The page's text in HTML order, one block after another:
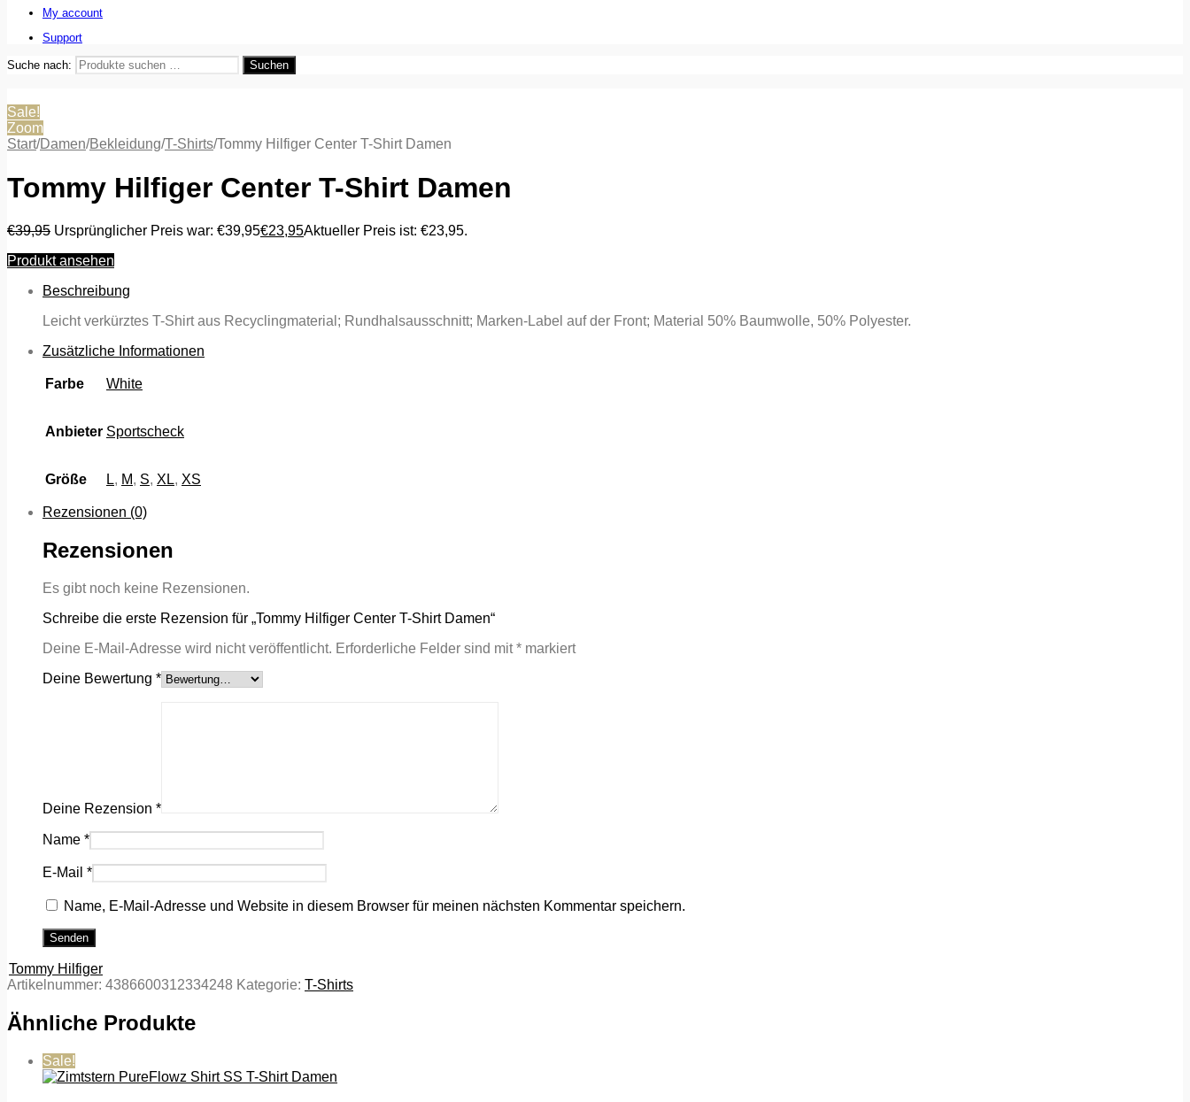
My account
Support
Suche nach: Suchen
Sale!
Zoom
Start/Damen/Bekleidung/T-Shirts/Tommy Hilfiger Center T-Shirt Damen
Tommy Hilfiger Center T-Shirt Damen
€39,95 Ursprünglicher Preis war: €39,95€23,95Aktueller Preis ist: €23,95.
Produkt ansehen
Beschreibung
Leicht verkürztes T-Shirt aus Recyclingmaterial; Rundhalsausschnitt; Marken-Label auf der Front; Material 50% Baumwolle, 50% Polyester.
Zusätzliche Informationen
Farbe White
Anbieter Sportscheck
Größe L, M, S, XL, XS
Rezensionen (0)
Rezensionen
Es gibt noch keine Rezensionen.
Schreibe die erste Rezension für „Tommy Hilfiger Center T-Shirt Damen“
Deine E-Mail-Adresse wird nicht veröffentlicht. Erforderliche Felder sind mit* markiert
Deine Bewertung *
Deine Rezension *
Name *
E-Mail *
Name, E-Mail-Adresse und Website in diesem Browser für meinen nächsten Kommentar speichern.
Tommy Hilfiger
Artikelnummer: 4386600312334248 Kategorie: T-Shirts
Ähnliche Produkte
Sale!